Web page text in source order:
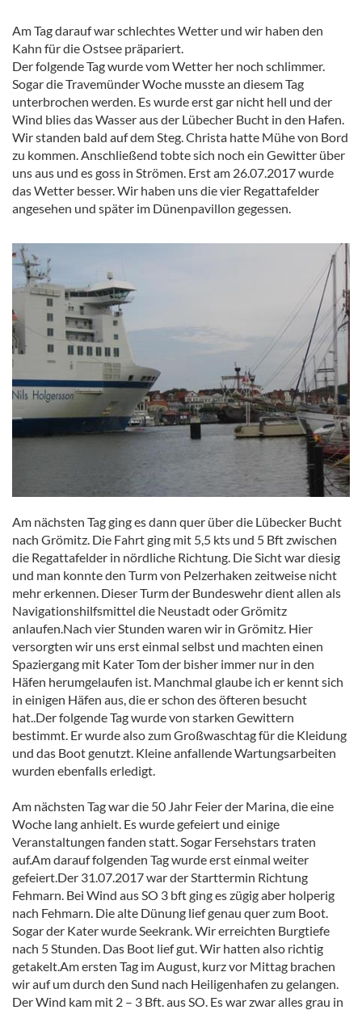
Am Tag darauf war schlechtes Wetter und wir haben den
Kahn für die Ostsee präpariert.
Der folgende Tag wurde vom Wetter her noch schlimmer.
Sogar die Travemünder Woche musste an diesem Tag
unterbrochen werden. Es wurde erst gar nicht hell und der
Wind blies das Wasser aus der Lübecher Bucht in den Hafen.
Wir standen bald auf dem Steg. Christa hatte Mühe von Bord
zu kommen. Anschließend tobte sich noch ein Gewitter über
uns aus und es goss in Strömen. Erst am 26.07.2017 wurde
das Wetter besser. Wir haben uns die vier Regattafelder
angesehen und später im Dünenpavillon gegessen.
Am nächsten Tag ging es dann quer über die Lübecker Bucht
nach Grömitz. Die Fahrt ging mit 5,5 kts und 5 Bft zwischen
die Regattafelder in nördliche Richtung. Die Sicht war diesig
und man konnte den Turm von Pelzerhaken zeitweise nicht
mehr erkennen. Dieser Turm der Bundeswehr dient allen als
Navigationshilfsmittel die Neustadt oder Grömitz
anlaufen.Nach vier Stunden waren wir in Grömitz. Hier
versorgten wir uns erst einmal selbst und machten einen
Spaziergang mit Kater Tom der bisher immer nur in den
Häfen herumgelaufen ist. Manchmal glaube ich er kennt sich
in einigen Häfen aus, die er schon des öfteren besucht
hat..Der folgende Tag wurde von starken Gewittern
bestimmt. Er wurde also zum Großwaschtag für die Kleidung
und das Boot genutzt. Kleine anfallende Wartungsarbeiten
wurden ebenfalls erledigt.
Am nächsten Tag war die 50 Jahr Feier der Marina, die eine
Woche lang anhielt. Es wurde gefeiert und einige
Veranstaltungen fanden statt. Sogar Fersehstars traten
auf.Am darauf folgenden Tag wurde erst einmal weiter
gefeiert.Der 31.07.2017 war der Starttermin Richtung
Fehmarn. Bei Wind aus SO 3 bft ging es zügig aber holperig
nach Fehmarn. Die alte Dünung lief genau quer zum Boot.
Sogar der Kater wurde Seekrank. Wir erreichten Burgtiefe
nach 5 Stunden. Das Boot lief gut. Wir hatten also richtig
getakelt.Am ersten Tag im August, kurz vor Mittag brachen
wir auf um durch den Sund nach Heiligenhafen zu gelangen.
Der Wind kam mit 2 – 3 Bft. aus SO. Es war zwar alles grau in